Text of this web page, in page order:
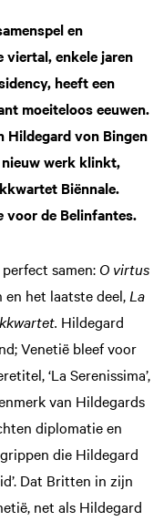
en
viertal, enkele jaren
heeft een
moeiteloos eeuwen.
Hildegard von Bingen
nieuw werk klinkt,
Biënnale.
voor de Belinfantes.
samen: O virtus
het laatste deel, La
Hildegard
Venetië bleef voor
‘La Serenissima’,
van Hildegards
diplomatie en
die Hildegard
Dat Britten in zijn
net als Hildegard